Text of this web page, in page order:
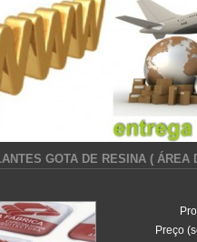
GOTA DE RESINA ( ÁREA
Preço